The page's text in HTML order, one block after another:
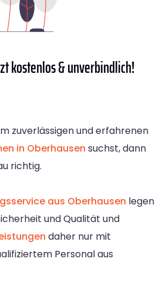
kostenlos & unverbindlich!
zuverlässigen und erfahrenen
in Oberhausen suchst, dann
richtig.
aus Oberhausen legen
und Qualität und
daher nur mit
Personal aus